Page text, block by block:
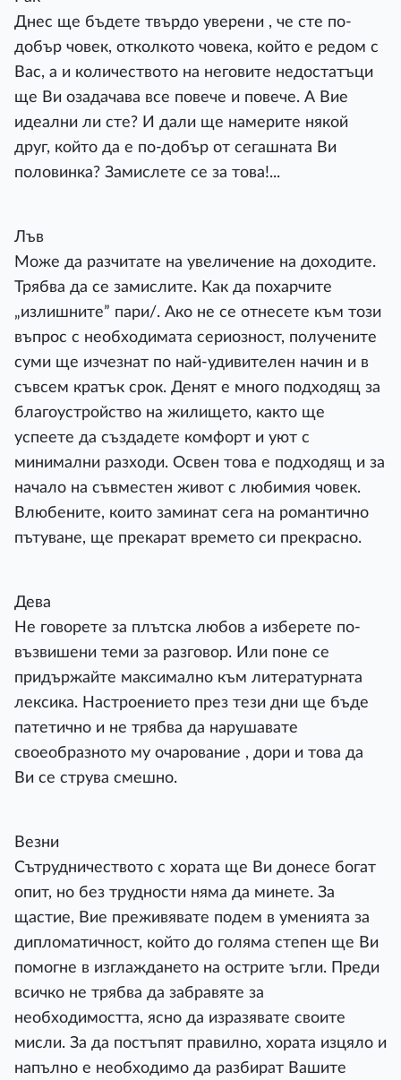
Днес ще бъдете твърдо уверени , че сте по-
добър човек, отколкото човека, който е редом с
Вас, а и количеството на неговите недостатъци
ще Ви озадачава все повече и повече. А Вие
идеални ли сте? И дали ще намерите някой
друг, който да е по-добър от сегашната Ви
половинка? Замислете се за това!...
Лъв
Може да разчитате на увеличение на доходите.
Трябва да се замислите. Как да похарчите
„излишните” пари/. Ако не се отнесете към този
въпрос с необходимата сериозност, получените
суми ще изчезнат по най-удивителен начин и в
съвсем кратък срок. Денят е много подходящ за
благоустройство на жилището, както ще
успеете да създадете комфорт и уют с
минимални разходи. Освен това е подходящ и за
начало на съвместен живот с любимия човек.
Влюбените, които заминат сега на романтично
пътуване, ще прекарат времето си прекрасно.
Дева
Не говорете за плътска любов а изберете по-
възвишени теми за разговор. Или поне се
придържайте максимално към литературната
лексика. Настроението през тези дни ще бъде
патетично и не трябва да нарушавате
своеобразното му очарование , дори и това да
Ви се струва смешно.
Везни
Сътрудничеството с хората ще Ви донесе богат
опит, но без трудности няма да минете. За
щастие, Вие преживявате подем в уменията за
дипломатичност, който до голяма степен ще Ви
помогне в изглаждането на острите ъгли. Преди
всичко не трябва да забравяте за
необходимостта, ясно да изразявате своите
мисли. За да постъпят правилно, хората изцяло и
напълно е необходимо да разбират Вашите